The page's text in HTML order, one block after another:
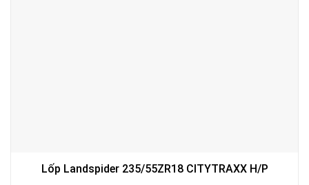
Lốp Landspider 235/55ZR18 CITYTRAXX H/P